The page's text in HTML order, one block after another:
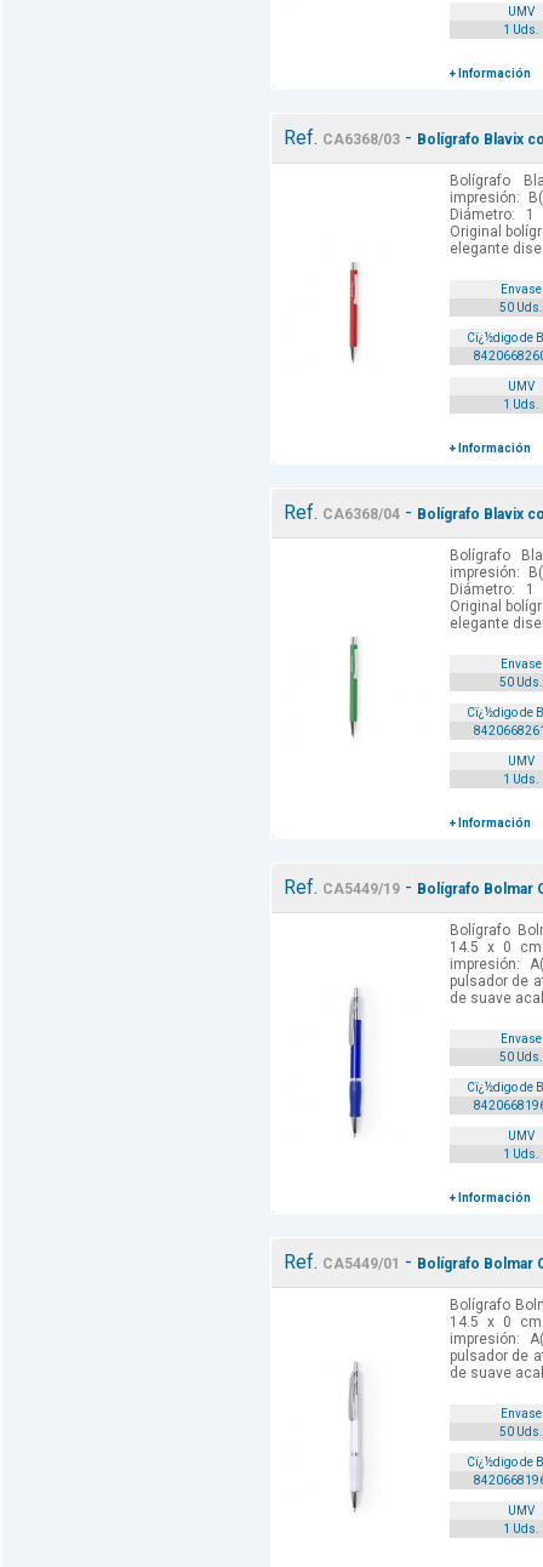
UMV
1 Uds.
+ Información
Ref. CA6368/03- Bolígrafo Blavix
Bolígrafo
impresión:
Diámetro:
Original
elegante
Envase
50 Uds.
Cï¿½digo de
UMV
1 Uds.
+ Información
Ref. CA6368/04- Bolígrafo Blavix
Bolígrafo
impresión:
Diámetro:
Original
elegante
Envase
50 Uds.
Cï¿½digo de
UMV
1 Uds.
+ Información
Ref. CA5449/19- Bolígrafo Bolmar
Bolígrafo
14.5 x 0
impresión:
pulsador de
de suave
Envase
50 Uds.
Cï¿½digo de
UMV
1 Uds.
+ Información
Ref. CA5449/01 - Bolígrafo Bolmar
Bolígrafo
14.5 x 0
impresión:
pulsador de
de suave
Envase
50 Uds.
Cï¿½digo de
UMV
1 Uds.